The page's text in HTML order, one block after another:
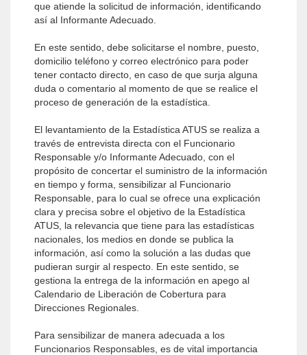
que atiende la solicitud de información, identificando
así al Informante Adecuado.
En este sentido, debe solicitarse el nombre, puesto,
domicilio teléfono y correo electrónico para poder
tener contacto directo, en caso de que surja alguna
duda o comentario al momento de que se realice el
proceso de generación de la estadística.
El levantamiento de la Estadística ATUS se realiza a
través de entrevista directa con el Funcionario
Responsable y/o Informante Adecuado, con el
propósito de concertar el suministro de la información
en tiempo y forma, sensibilizar al Funcionario
Responsable, para lo cual se ofrece una explicación
clara y precisa sobre el objetivo de la Estadística
ATUS, la relevancia que tiene para las estadísticas
nacionales, los medios en donde se publica la
información, así como la solución a las dudas que
pudieran surgir al respecto. En este sentido, se
gestiona la entrega de la información en apego al
Calendario de Liberación de Cobertura para
Direcciones Regionales.
Para sensibilizar de manera adecuada a los
Funcionarios Responsables, es de vital importancia